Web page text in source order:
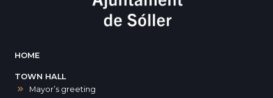
HOME
TOWN HALL
Mayor’s greeting